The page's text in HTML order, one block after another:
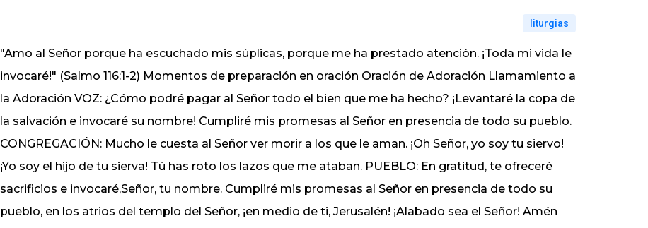
liturgias
"Amo al Señor porque ha escuchado mis súplicas, porque me ha prestado atención. ¡Toda mi vida le
invocaré!" (Salmo 116:1-2) Momentos de preparación en oración Oración de Adoración Llamamiento a
la Adoración VOZ: ¿Cómo podré pagar al Señor todo el bien que me ha hecho? ¡Levantaré la copa de
la salvación e invocaré su nombre! Cumpliré mis promesas al Señor en presencia de todo su pueblo.
CONGREGACIÓN: Mucho le cuesta al Señor ver morir a los que le aman. ¡Oh Señor, yo soy tu siervo!
¡Yo soy el hijo de tu sierva! Tú has roto los lazos que me ataban. PUEBLO: En gratitud, te ofreceré
sacrificios e invocaré,Señor, tu nombre. Cumpliré mis promesas al Señor en presencia de todo su
pueblo, en los atrios del templo del Señor, ¡en medio de ti, Jerusalén! ¡Alabado sea el Señor! Amén